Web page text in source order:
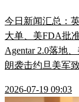
今日新闻汇总：
大单、美FDA批
Agentar 2.0落地
朗袭击约旦美军
2026-07-19 09:03